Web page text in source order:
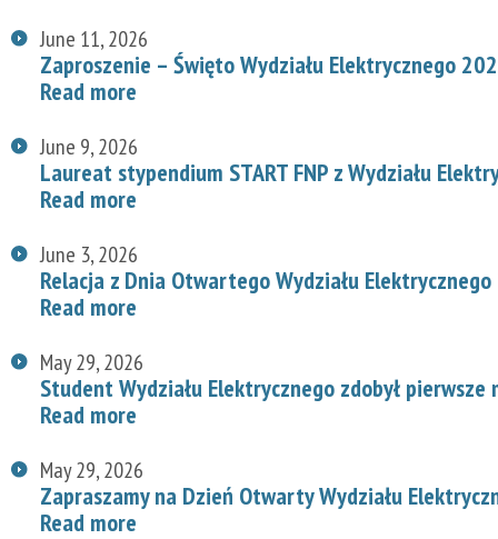
June 11, 2026
Zaproszenie – Święto Wydziału Elektrycznego
Read more
June 9, 2026
Laureat stypendium START FNP z Wydziału
Read more
June 3, 2026
Relacja z Dnia Otwartego Wydziału
Read more
May 29, 2026
Student Wydziału Elektrycznego zdobył
Read more
May 29, 2026
Zapraszamy na Dzień Otwarty Wydziału
Read more